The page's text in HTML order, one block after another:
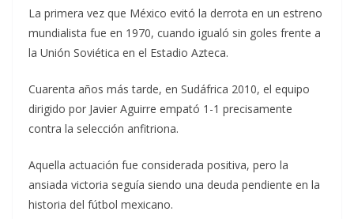
La primera vez que México evitó la derrota en un estreno
mundialista fue en 1970, cuando igualó sin goles frente a
la Unión Soviética en el Estadio Azteca.
Cuarenta años más tarde, en Sudáfrica 2010, el equipo
dirigido por Javier Aguirre empató 1-1 precisamente
contra la selección anfitriona.
Aquella actuación fue considerada positiva, pero la
ansiada victoria seguía siendo una deuda pendiente en la
historia del fútbol mexicano.